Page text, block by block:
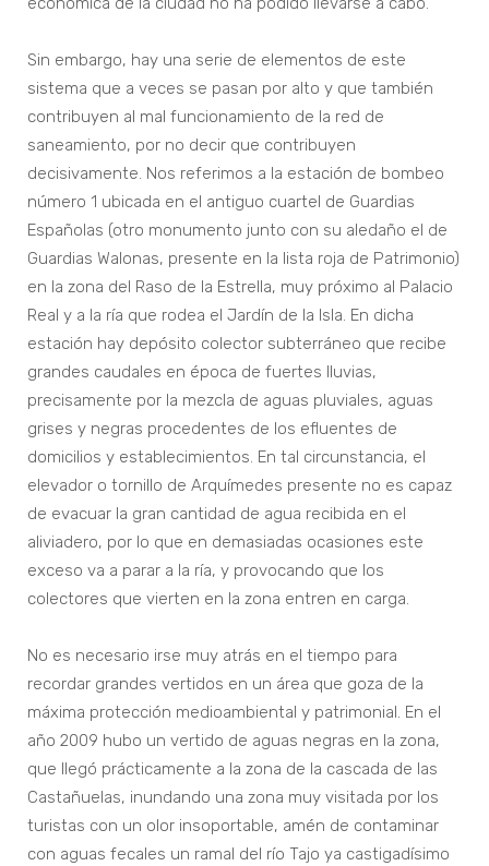
Sin embargo, hay una serie de elementos de este
sistema que a veces se pasan por alto y que también
contribuyen al mal funcionamiento de la red de
saneamiento, por no decir que contribuyen
decisivamente. Nos referimos a la estación de bombeo
número 1 ubicada en el antiguo cuartel de Guardias
Españolas (otro monumento junto con su aledaño el de
Guardias Walonas, presente en la lista roja de Patrimonio)
en la zona del Raso de la Estrella, muy próximo al Palacio
Real y a la ría que rodea el Jardín de la Isla. En dicha
estación hay depósito colector subterráneo que recibe
grandes caudales en época de fuertes lluvias,
precisamente por la mezcla de aguas pluviales, aguas
grises y negras procedentes de los efluentes de
domicilios y establecimientos. En tal circunstancia, el
elevador o tornillo de Arquímedes presente no es capaz
de evacuar la gran cantidad de agua recibida en el
aliviadero, por lo que en demasiadas ocasiones este
exceso va a parar a la ría, y provocando que los
colectores que vierten en la zona entren en carga.
No es necesario irse muy atrás en el tiempo para
recordar grandes vertidos en un área que goza de la
máxima protección medioambiental y patrimonial. En el
año 2009 hubo un vertido de aguas negras en la zona,
que llegó prácticamente a la zona de la cascada de las
Castañuelas, inundando una zona muy visitada por los
turistas con un olor insoportable, amén de contaminar
con aguas fecales un ramal del río Tajo ya castigadísimo